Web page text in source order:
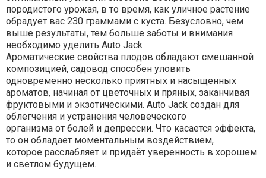
породистого урожая, в то время, как уличное растение
обрадует вас 230 граммами с куста. Безусловно, чем
выше результаты, тем больше заботы и внимания
необходимо уделить Auto Jack
Ароматические свойства плодов обладают смешанной
композицией, садовод способен уловить
одновременно несколько приятных и насыщенных
ароматов, начиная от цветочных и пряных, заканчивая
фруктовыми и экзотическими. Auto Jack создан для
облегчения и устранения человеческого
организма от болей и депрессии. Что касается эффекта,
то он обладает моментальным воздействием,
которое расслабляет и придаёт уверенность в хорошем
и светлом будущем.